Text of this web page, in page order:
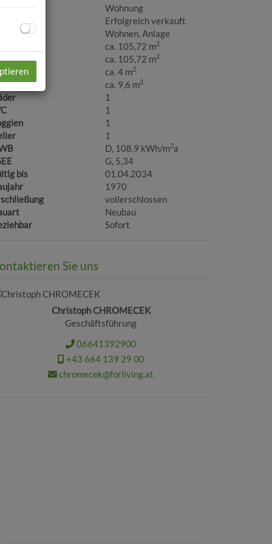
Wohnung
Erfolgreich verkauft
Wohnen Anlage
ca. 105,72 m2
ca. 105,72 m2
ca. 4 m2
ca. 9,6 m2
1
1
1
1
D, 108.9 kWh/m2a
G, 5,34
bis
01.04.2034
1970
vollerschlossen
Neubau
Sofort
Sie uns
Christoph CHROMECEK
Geschäftsführung
06641392900
+43 664 139 29 00
chromecek@forliving.at